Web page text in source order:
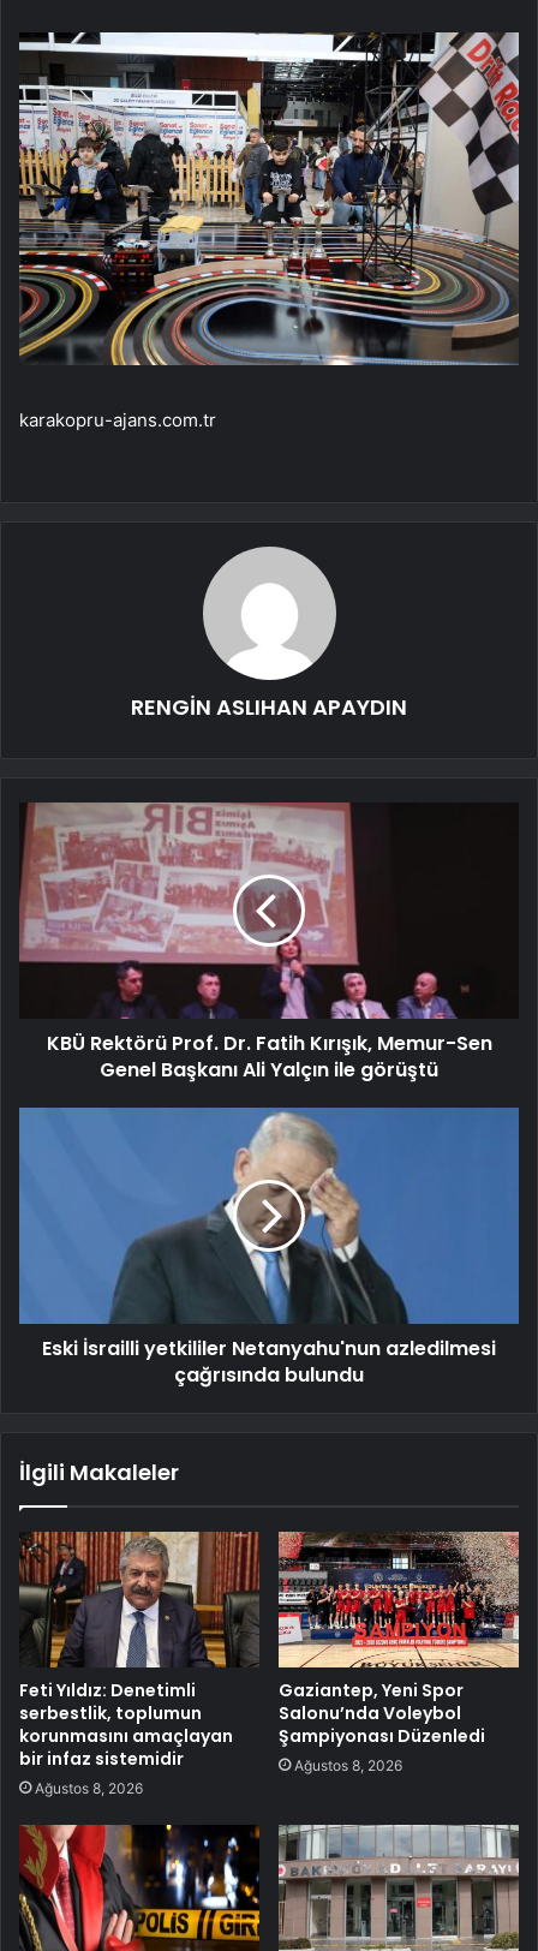
karakopru-ajans.com.tr
RENGİN ASLIHAN APAYDIN
KBÜ Rektörü Prof. Dr. Fatih Kırışık, Memur-Sen
Genel Başkanı Ali Yalçın ile görüştü
Eski İsrailli yetkililer Netanyahu'nun azledilmesi
çağrısında bulundu
İlgili Makaleler
Feti Yıldız: Denetimli
serbestlik, toplumun
korunmasını amaçlayan
bir infaz sistemidir
Ağustos 8, 2026
Gaziantep, Yeni Spor
Salonu’nda Voleybol
Şampiyonası Düzenledi
Ağustos 8, 2026